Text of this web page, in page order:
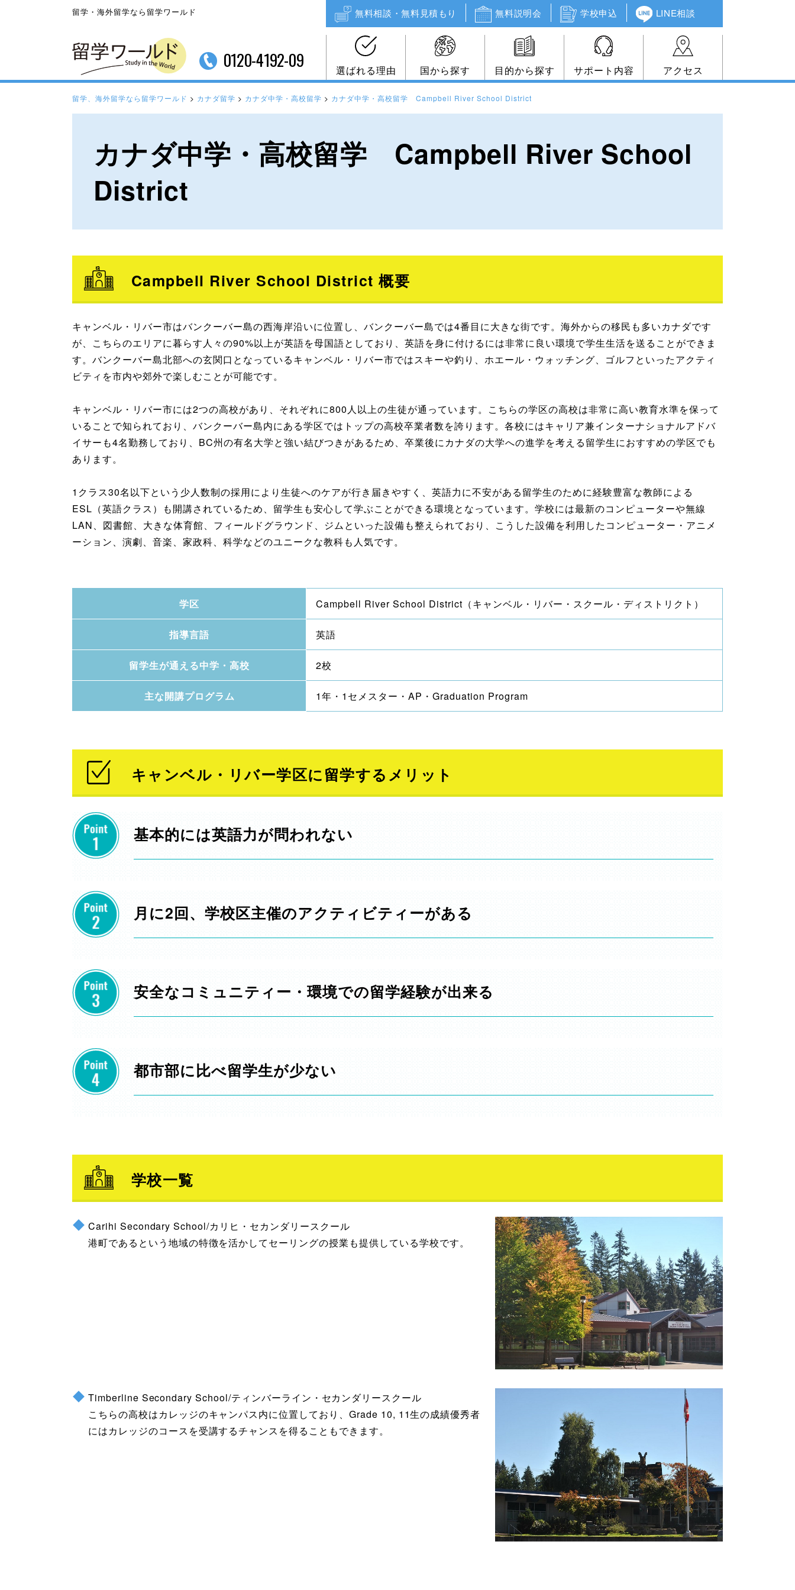
留学・海外留学なら留学ワールド 無料相談・無料見積もり 無料説明会 学校申込 LINE相談
0120-4192-09 選ばれる理由 国から探す 目的から探す サポート内容 アクセス
留学、海外留学なら留学ワールド > カナダ留学 > カナダ中学・高校留学 > カナダ中学・高校留学 Campbell River School District
カナダ中学・高校留学 Campbell River School
District
Campbell River School District 概要
キャンベル・リバー市はバンクーバー島の西海岸沿いに位置し、バンクーバー島では4番目に大きな街です。海外からの移民も多いカナダです
が、こちらのエリアに暮らす人々の90%以上が英語を母国語としており、英語を身に付けるには非常に良い環境で学生生活を送ることができま
す。バンクーバー島北部への玄関口となっているキャンベル・リバー市ではスキーや釣り、ホエール・ウォッチング、ゴルフといったアクティ
ビティを市内や郊外で楽しむことが可能です。
キャンベル・リバー市には2つの高校があり、それぞれに800人以上の生徒が通っています。こちらの学区の高校は非常に高い教育水準を保って
いることで知られており、バンクーバー島内にある学区ではトップの高校卒業者数を誇ります。各校にはキャリア兼インターナショナルアドバ
イサーも4名勤務しており、BC州の有名大学と強い結びつきがあるため、卒業後にカナダの大学への進学を考える留学生におすすめの学区でも
あります。
1クラス30名以下という少人数制の採用により生徒へのケアが行き届きやすく、英語力に不安がある留学生のために経験豊富な教師による
ESL（英語クラス）も開講されているため、留学生も安心して学ぶことができる環境となっています。学校には最新のコンピューターや無線
LAN、図書館、大きな体育館、フィールドグラウンド、ジムといった設備も整えられており、こうした設備を利用したコンピューター・アニメ
ーション、演劇、音楽、家政科、科学などのユニークな教科も人気です。
学区 Campbell River School District（キャンベル・リバー・スクール・ディストリクト）
指導言語 英語
留学生が通える中学・高校 2校
主な開講プログラム 1年・1セメスター・AP・Graduation Program
キャンベル・リバー学区に留学するメリット
基本的には英語力が問われない
月に2回、学校区主催のアクティビティーがある
安全なコミュニティー・環境での留学経験が出来る
都市部に比べ留学生が少ない
学校一覧
Carihi Secondary School/カリヒ・セカンダリースクール
港町であるという地域の特徴を活かしてセーリングの授業も提供している学校です。
Timberline Secondary School/ティンバーライン・セカンダリースクール
こちらの高校はカレッジのキャンパス内に位置しており、Grade 10, 11生の成績優秀者
にはカレッジのコースを受講するチャンスを得ることもできます。